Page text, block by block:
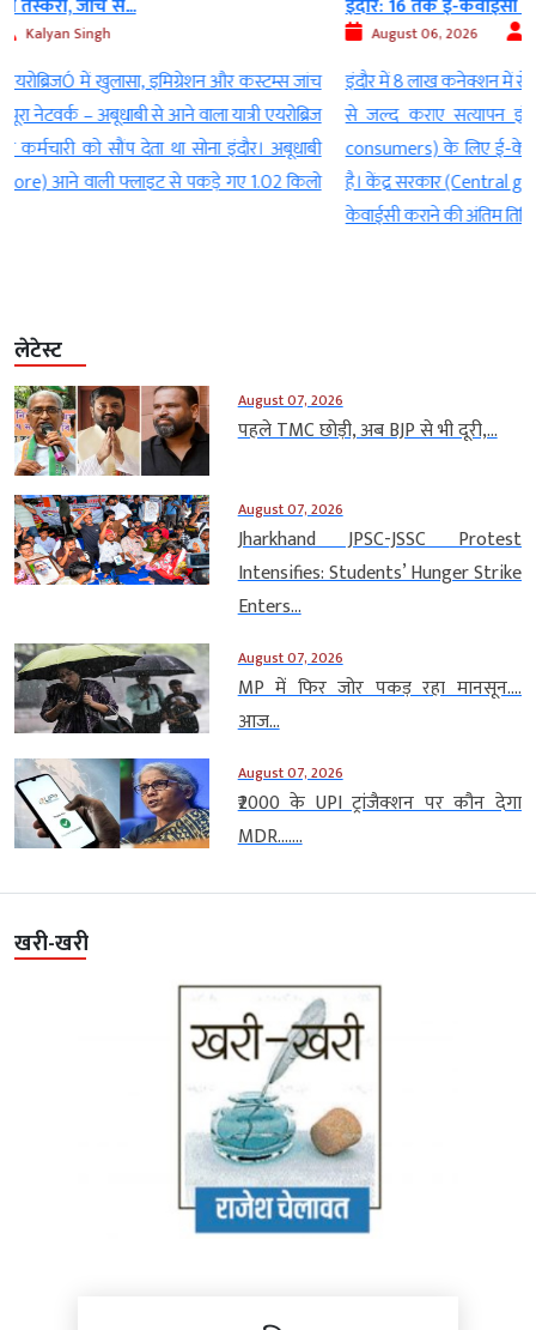
August 06, 2026
इंदौर में 8 लाख कनेक्शन में से 1.5 लाख उपभोक्ताओं का ई-केवाईसी बाकी जल्द
से जल्द कराए सत्यापन इंदौर। घरेलू गैस उपभोक्ताओं (Domestic gas
consumers) के लिए ई-केवाईसी (e-KYC) न करवाना अब भारी पड़ सकता
है। केंद्र सरकार (Central government) ने एलपीजी उपभोक्ताओं के लिए ई-
केवाईसी कराने की अंतिम तिथि 16 अगस्त तय की है। […]
लेटेस्ट
August 07, 2026
पहले TMC छोड़ी, अब BJP से भी दूरी,...
August 07, 2026
Jharkhand JPSC-JSSC Protest
Intensifies: Students’ Hunger Strike
Enters...
August 07, 2026
MP में फिर जोर पकड़ रहा मानसून….
आज...
August 07, 2026
₹2000 के UPI ट्रांजैक्शन पर कौन देगा
MDR…....
खरी-खरी